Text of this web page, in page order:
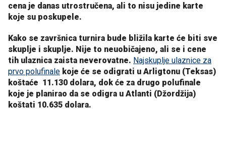
cena je danas utrostručena, ali to nisu jedine karte
koje su poskupele.
Kako se završnica turnira bude bližila karte će biti sve
skuplje i skuplje. Nije to neuobičajeno, ali se i cene
tih ulaznica zaista neverovatne. Najskuplje ulaznice za
prvo polufinale koje će se odigrati u Arligtonu (Teksas)
koštaće 11.130 dolara, dok će za drugo polufinale
koje je planirao da se odigra u Atlanti (Džordžija)
koštati 10.635 dolara.